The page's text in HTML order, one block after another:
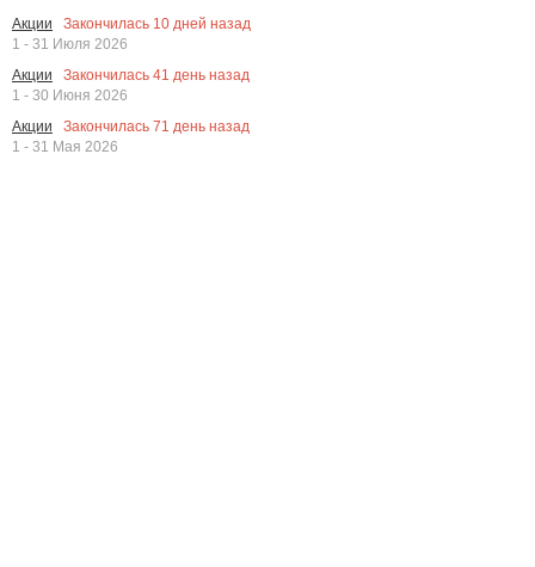
Акции Закончилась 10 дней назад
1 - 31 Июля 2026
Акции
Закончилась 41 день назад
1 - 30 Июня 2026
Акции
Закончилась 71 день назад
1 - 31 Мая 2026